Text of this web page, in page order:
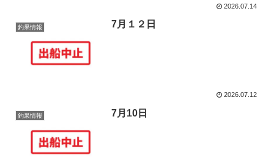
2026.07.14
釣果情報 7月１２日
2026.07.12
釣果情報 7月10日